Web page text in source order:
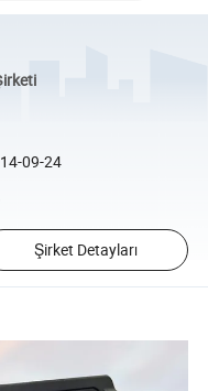
09-24
Şirket Detayları